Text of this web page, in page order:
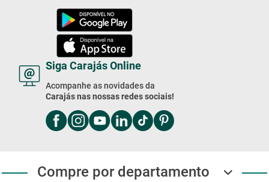
Siga Carajás Online
Acompanhe as novidades da
Carajás nas nossas redes sociais!
Compre por departamento